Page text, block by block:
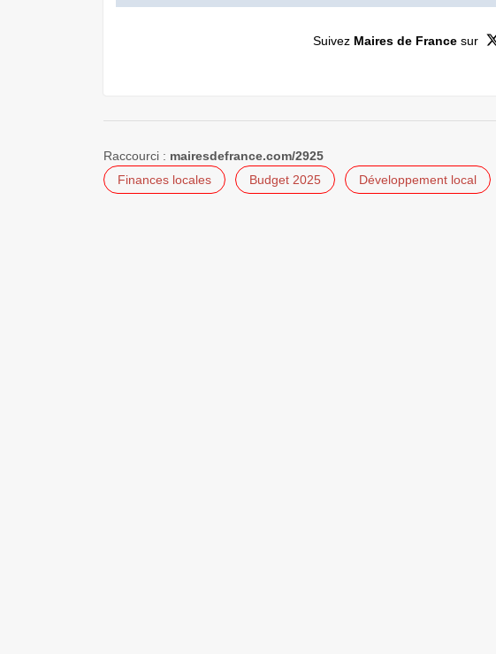
Suivez Maires de Francesur
Raccourci : mairesdefrance.com/2925
Finances locales
Budget 2025 Développement local